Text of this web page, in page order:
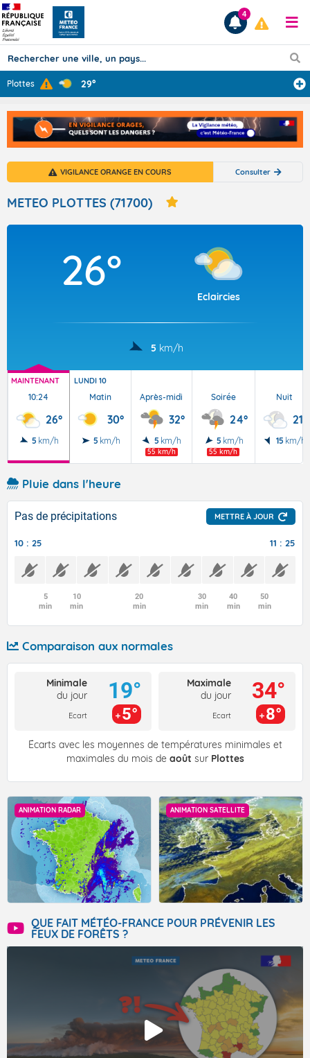
Prévisions
TOUS LES RÉSULTATS
Articles
4
Plottes 29°
VIGILANCE ORANGE EN COURS Consulter
METEO PLOTTES (71700)
26°
Eclaircies
5 km/h
MAINTENANT
10:24
26°
5 km/h
LUNDI 10
Matin
30°
5 km/h
Après-midi
32°
5 km/h
55 km/h
Soirée
24°
5 km/h
55 km/h
Nuit
21°
15 km/h
Pluie dans l'heure
Pas de précipitations METTRE À JOUR
10 : 25 11 : 25
5
min
10
min
20
min
30
min
40
min
50
min
Comparaison aux normales
Minimale
du jour
Ecart
19°
5°
Maximale
du jour
Ecart
34°
8°
Écarts avec les moyennes de températures minimales et
maximales du mois de août sur Plottes
ANIMATION RADAR ANIMATION SATELLITE
QUE FAIT MÉTÉO-FRANCE POUR PRÉVENIR LES
FEUX DE FORÊTS ?